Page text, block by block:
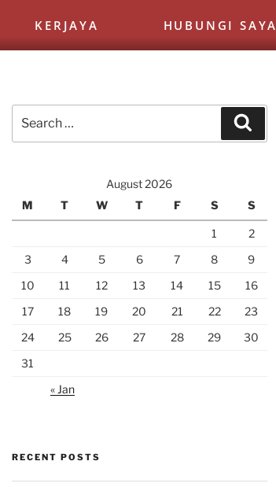
KERJAYA HUBUNGI SAYA
August 2026
M
T W T F S S
1
2
3
4 5 6 7 8
9
10
11 12 13 14 15
16
17
18 19 20 21 22
23
24
25 26 27 28 29
30
31
« Jan
RECENT POSTS